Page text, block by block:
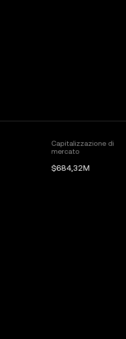
Capitalizzazione di
mercato
$684,32M